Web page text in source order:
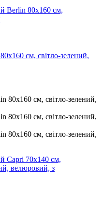
см, світло-зелений,